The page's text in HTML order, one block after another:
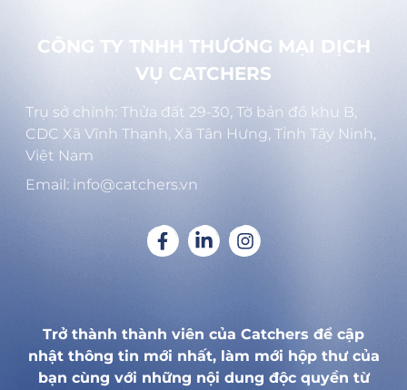
CÔNG TY TNHH THƯƠNG MẠI DỊCH
VỤ CATCHERS
Trụ sở chính: Thửa đất 29-30, Tờ bản đồ khu B,
CDC Xã Vĩnh Thạnh, Xã Tân Hưng, Tỉnh Tây Ninh,
Việt Nam
Email: info@catchers.vn
Trở thành thành viên của Catchers để cập
nhật thông tin mới nhất, làm mới hộp thư của
bạn cùng với những nội dung độc quyền từ